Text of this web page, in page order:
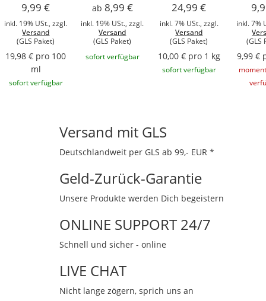
9,99 €
inkl. 19% USt., zzgl.
Versand
(GLS Paket)
19,98 € pro 100
ml
sofort verfügbar
ab 8,99 €
inkl. 19% USt., zzgl.
Versand
(GLS Paket)
sofort verfügbar
24,99 €
inkl. 7% USt., zzgl.
Versand
(GLS Paket)
10,00 € pro 1 kg
sofort verfügbar
inkl. 7%
(GLS
9,99 €
Versand mit GLS
Deutschlandweit per GLS ab 99,- EUR *
Geld-Zurück-Garantie
Unsere Produkte werden Dich begeistern
ONLINE SUPPORT 24/7
Schnell und sicher - online
LIVE CHAT
Nicht lange zögern, sprich uns an